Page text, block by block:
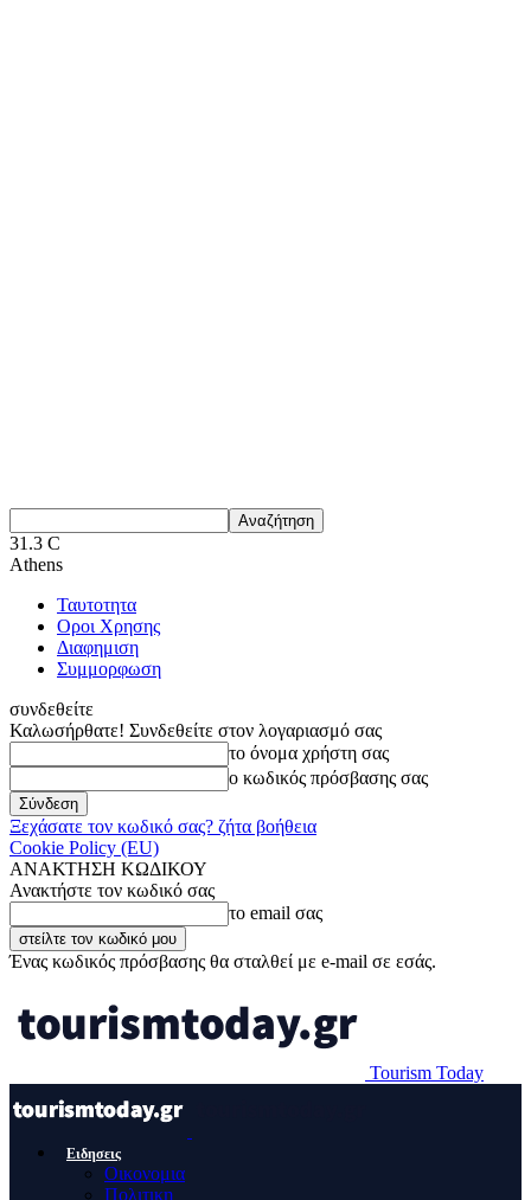
31.3 C
Athens
Ταυτοτητα
Οροι Χρησης
Διαφημιση
Συμμορφωση
συνδεθείτε
Καλωσήρθατε! Συνδεθείτε στον λογαριασμό σας
το όνομα χρήστη σας
ο κωδικός πρόσβασης σας
Ξεχάσατε τον κωδικό σας? ζήτα βοήθεια
Cookie Policy (EU)
ΑΝΑΚΤΗΣΗ ΚΩΔΙΚΟΥ
Ανακτήστε τον κωδικό σας
το email σας
Ένας κωδικός πρόσβασης θα σταλθεί με e-mail σε εσάς.
Tourism Today
Ειδησεις
Οικονομια
Πολιτικη